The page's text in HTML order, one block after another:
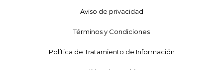
Aviso de privacidad
Términos y Condiciones
Política de Tratamiento de Información